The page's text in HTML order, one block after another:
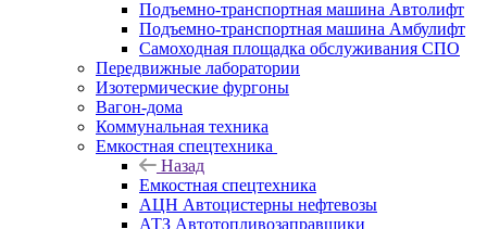
Подъемно-транспортная машина Автолифт
Подъемно-транспортная машина Амбулифт
Самоходная площадка обслуживания СПО
Передвижные лаборатории
Изотермические фургоны
Вагон-дома
Коммунальная техника
Емкостная спецтехника
Назад
Емкостная спецтехника
АЦН Автоцистерны нефтевозы
АТЗ Автотопливозаправщики